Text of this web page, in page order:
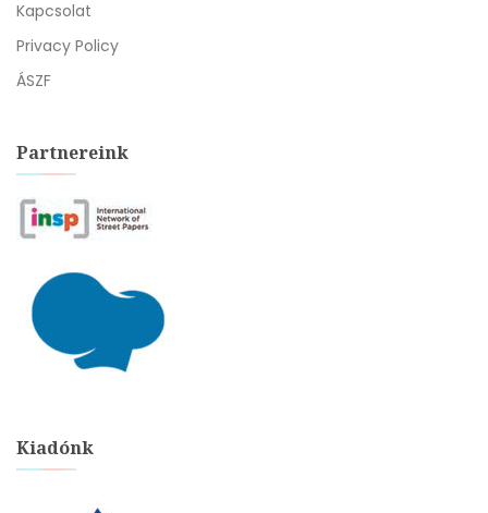
Kapcsolat
Privacy Policy
ÁSZF
Partnereink
Kiadónk